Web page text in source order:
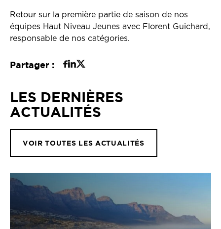
Retour sur la première partie de saison de nos
équipes Haut Niveau Jeunes avec Florent Guichard,
responsable de nos catégories.
Partager :
LES DERNIÈRES
ACTUALITÉS
VOIR TOUTES LES ACTUALITÉS